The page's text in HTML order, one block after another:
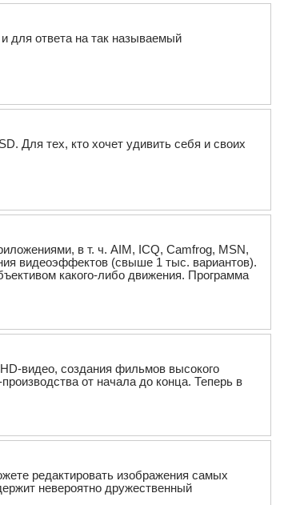
для ответа на так называемый
Для тех, кто хочет удивить себя и своих
в т. ч. AIM, ICQ, Camfrog, MSN,
видеоэффектов (свыше 1 тыс. вариантов).
какого-либо движения. Программа
видео, создания фильмов высокого
от начала до конца. Теперь в
редактировать изображения самых
невероятно дружественный